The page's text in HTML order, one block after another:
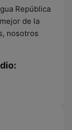
República
de la
nosotros